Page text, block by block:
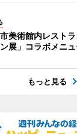
美術館内レスト
展」コラボメニ
もっと見る